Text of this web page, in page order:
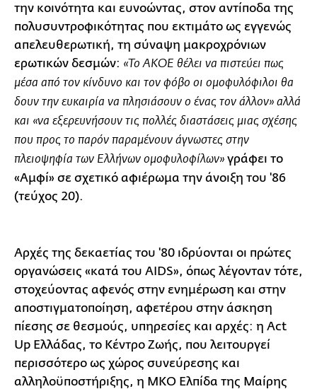
την κοινότητα και ευνοώντας, στον αντίποδα της
πολυσυντροφικότητας που εκτιμάτο ως εγγενώς
απελευθερωτική, τη σύναψη μακροχρόνιων
ερωτικών δεσμών: «Το ΑΚΟΕ θέλει να πιστεύει πως
μέσα από τον κίνδυνο και τον φόβο οι ομοφυλόφιλοι θα
δουν την ευκαιρία να πλησιάσουν ο ένας τον άλλον» αλλά
και «να εξερευνήσουν τις πολλές διαστάσεις μιας σχέσης
που προς το παρόν παραμένουν άγνωστες στην
πλειοψηφία των Ελλήνων ομοφυλοφίλων» γράφει το
«Αμφί» σε σχετικό αφιέρωμα την άνοιξη του '86
(τεύχος 20).
Αρχές της δεκαετίας του '80 ιδρύονται οι πρώτες
οργανώσεις «κατά του AIDS», όπως λέγονταν τότε,
στοχεύοντας αφενός στην ενημέρωση και στην
αποστιγματοποίηση, αφετέρου στην άσκηση
πίεσης σε θεσμούς, υπηρεσίες και αρχές: η Act
Up Ελλάδας, το Κέντρο Ζωής, που λειτουργεί
περισσότερο ως χώρος συνεύρεσης και
αλληλοϋποστήριξης, η ΜΚΟ Ελπίδα της Μαίρης